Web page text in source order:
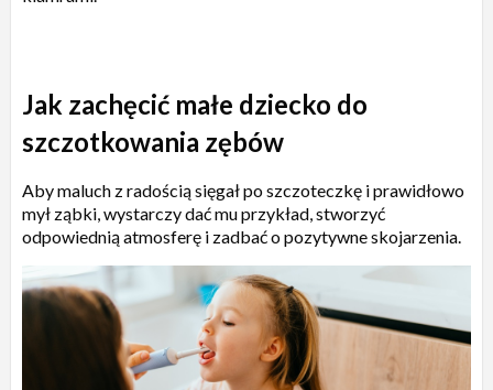
Jak zachęcić małe dziecko do
szczotkowania zębów
Aby maluch z radością sięgał po szczoteczkę i prawidłowo
mył ząbki, wystarczy dać mu przykład, stworzyć
odpowiednią atmosferę i zadbać o pozytywne skojarzenia.